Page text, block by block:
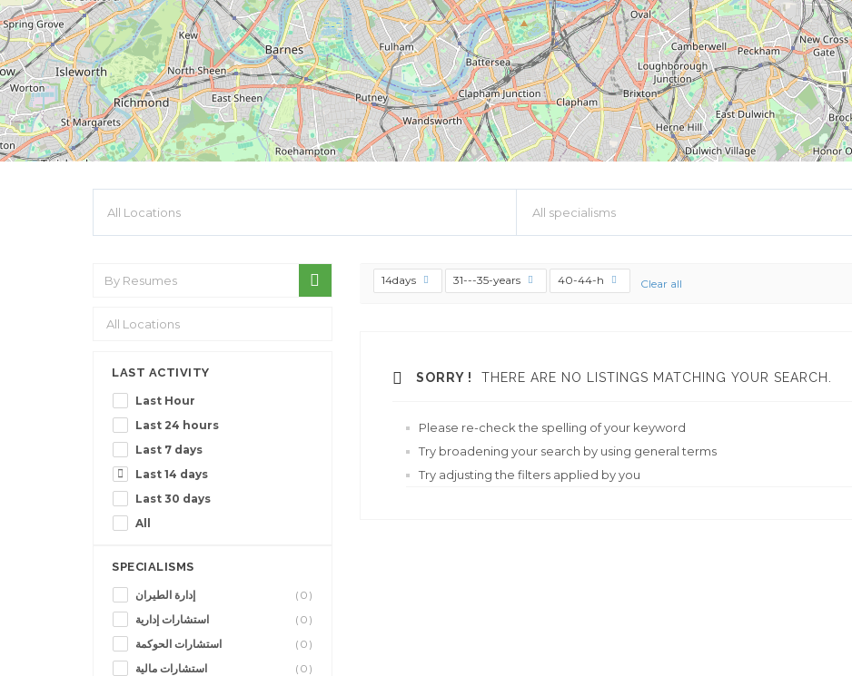
All specialisms
LAST ACTIVITY
Last Hour
Last 24 hours
Last 7 days
Last 14 days
Last 30 days
All
SPECIALISMS
إدارة الطيران
(0)
استشارات إدارية
(0)
استشارات الحوكمة
(0)
استشارات مالية
(0)
14days 31---35-years 40-44-h Clear all
SORRY ! THERE ARE NO LISTINGS MATCHING YOUR SEARCH.
Please re-check the spelling of your keyword
Try broadening your search by using general terms
Try adjusting the filters applied by you